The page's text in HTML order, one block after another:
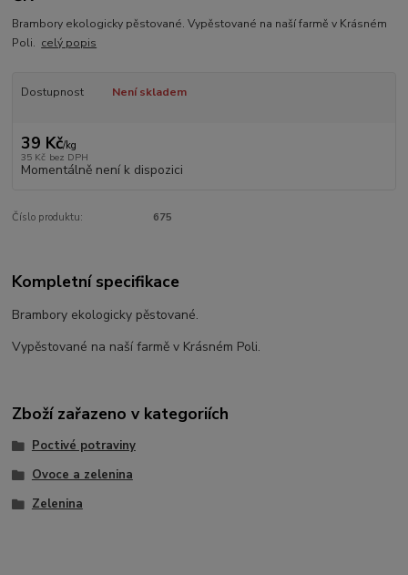
Brambory ekologicky pěstované. Vypěstované na naší farmě v Krásném
Poli. celý popis
Dostupnost Není skladem
39 Kč/kg
35 Kč bez DPH
Momentálně není k dispozici
Číslo produktu: 675
Kompletní specifikace
Brambory ekologicky pěstované.
Vypěstované na naší farmě v Krásném Poli.
Zboží zařazeno v kategoriích
Poctivé potraviny
Ovoce a zelenina
Zelenina